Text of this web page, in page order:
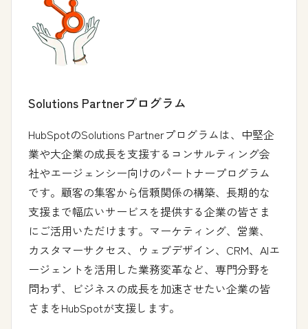
Solutions Partnerプログラム
HubSpotのSolutions Partnerプログラムは、中堅企
業や大企業の成長を支援するコンサルティング会
社やエージェンシー向けのパートナープログラム
です。顧客の集客から信頼関係の構築、長期的な
支援まで幅広いサービスを提供する企業の皆さま
にご活用いただけます。マーケティング、営業、
カスタマーサクセス、ウェブデザイン、CRM、AIエ
ージェントを活用した業務変革など、専門分野を
問わず、ビジネスの成長を加速させたい企業の皆
さまをHubSpotが支援します。